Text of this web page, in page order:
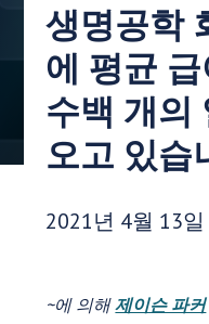
생명공학
에 평균
수백 개의
오고 있습
게시 날짜:
2021년 4월 13일
~에 의해제이슨 파커